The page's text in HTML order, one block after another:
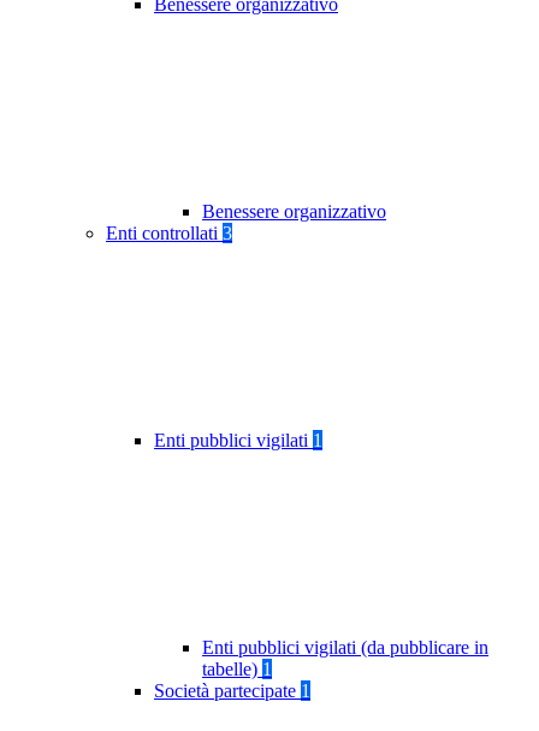
Benessere organizzativo
Benessere organizzativo
Enti controllati 3
Enti pubblici vigilati 1
Enti pubblici vigilati (da pubblicare in
tabelle) 1
Società partecipate 1